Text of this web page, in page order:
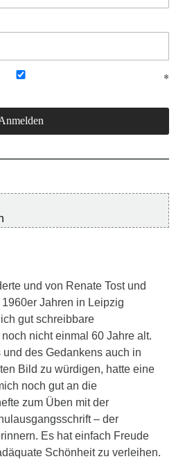
und von Renate Tost und
Jahren in Leipzig
gut schreibbare
nicht einmal 60 Jahre alt.
des Gedankens auch in
Bild zu würdigen, hatte eine
noch gut an die
zum Üben mit der
– der
Es hat einfach Freude
Schönheit zu verleihen.